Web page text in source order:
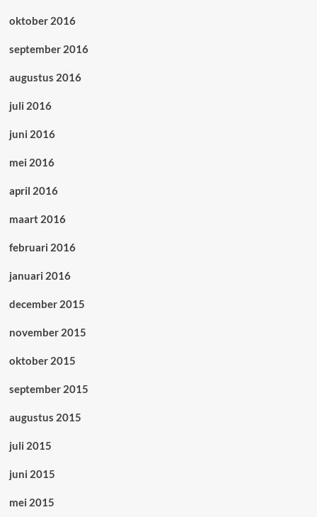
oktober 2016
september 2016
augustus 2016
juli 2016
juni 2016
mei 2016
april 2016
maart 2016
februari 2016
januari 2016
december 2015
november 2015
oktober 2015
september 2015
augustus 2015
juli 2015
juni 2015
mei 2015